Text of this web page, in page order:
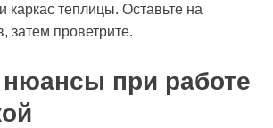
каркас теплицы. Оставьте на
затем проветрите.
при работе